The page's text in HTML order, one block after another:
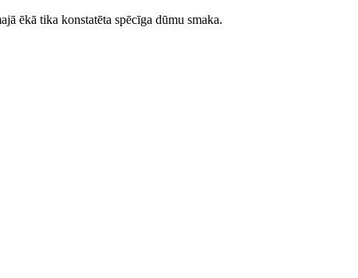
ēkā tika konstatēta spēcīga dūmu smaka.